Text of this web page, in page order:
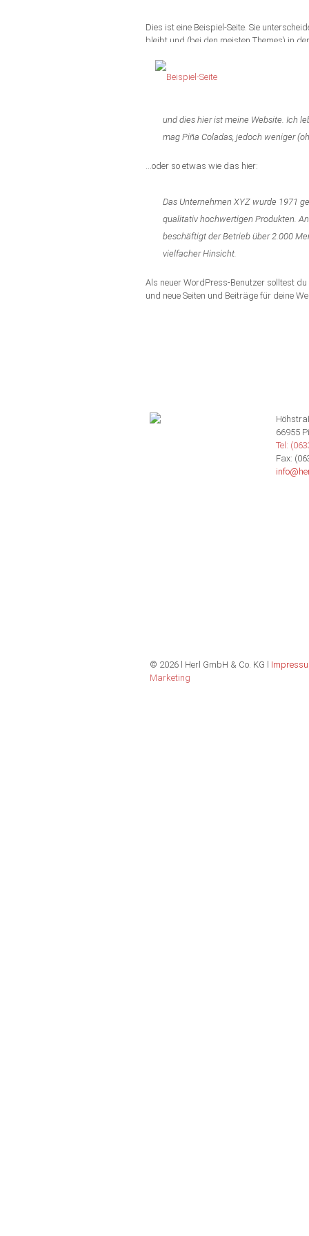
Dies ist eine Beispiel-Seite. Sie
bleibt und (bei den meisten Themes) in
potenziellen Besuchern der Website
und dies hier ist meine Website. Ich
mag Piña Coladas, jedoch weniger
…oder so etwas wie das hier:
Das Unternehmen XYZ wurde 1971
qualitativ hochwertigen Produkten.
beschäftigt der Betrieb über 2.000
vielfacher Hinsicht.
Als neuer WordPress-Benutzer solltest du
und neue Seiten und Beiträge für deine
66955
Tel:
Fax:
© 2026 l Herl GmbH & Co. KG l
Marketing